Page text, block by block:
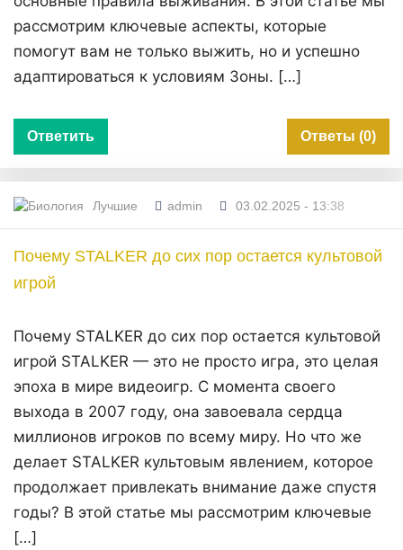
рассмотрим ключевые аспекты, которые
помогут вам не только выжить, но и успешно
адаптироваться к условиям Зоны. […]
Ответить Ответы (0)
Лучшие admin 03.02.2025 - 13:38
Почему STALKER до сих пор остается культовой
игрой
Почему STALKER до сих пор остается культовой
игрой STALKER — это не просто игра, это целая
эпоха в мире видеоигр. С момента своего
выхода в 2007 году, она завоевала сердца
миллионов игроков по всему миру. Но что же
делает STALKER культовым явлением, которое
продолжает привлекать внимание даже спустя
годы? В этой статье мы рассмотрим ключевые
[…]